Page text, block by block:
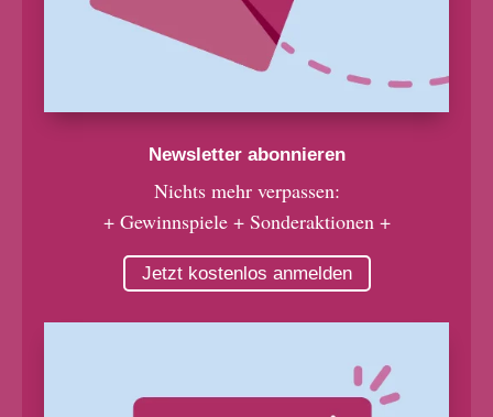
Newsletter abonnieren
Nichts mehr verpassen:
+ Gewinnspiele + Sonderaktionen +
Jetzt kostenlos anmelden